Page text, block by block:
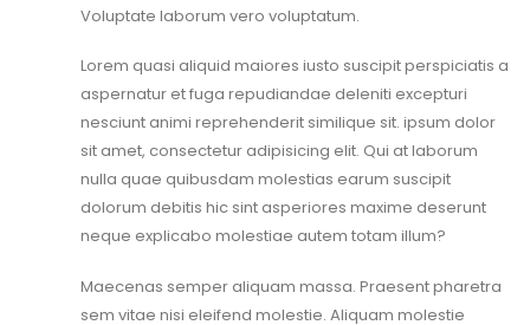
Voluptate laborum vero voluptatum.
Lorem quasi aliquid maiores iusto suscipit perspiciatis a
aspernatur et fuga repudiandae deleniti excepturi
nesciunt animi reprehenderit similique sit. ipsum dolor
sit amet, consectetur adipisicing elit. Qui at laborum
nulla quae quibusdam molestias earum suscipit
dolorum debitis hic sint asperiores maxime deserunt
neque explicabo molestiae autem totam illum?
Maecenas semper aliquam massa. Praesent pharetra
sem vitae nisi eleifend molestie. Aliquam molestie